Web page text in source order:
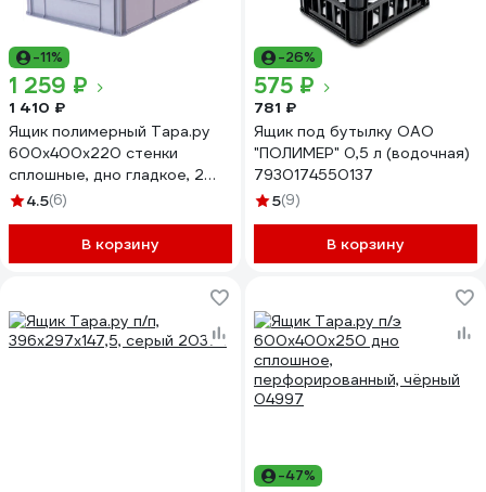
-11%
1 259 ₽
1 410 ₽
Ящик полимерный Тара.ру
600х400х220 стенки
сплошные, дно гладкое, 2
открытые ручки, серый
4.5(6)
В корзину
-26%
575 ₽
781 ₽
Ящик под бутылку ОАО
"ПОЛИМЕР" 0,5 л (водочная)
7930174550137
5(9)
В корзину
-47%